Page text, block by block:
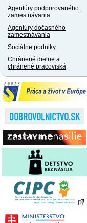
Agentúry podporovaného
zamestnávania
Agentúry dočasného
zamestnávania
Sociálne podniky
Chránené dielne a
chránené pracoviská